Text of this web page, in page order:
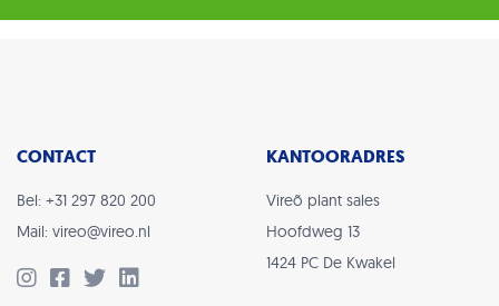
CONTACT
Bel: +31 297 820 200
Mail: vireo@vireo.nl
KANTOORADRES
Vireõ plant sales
Hoofdweg 13
1424 PC De Kwakel